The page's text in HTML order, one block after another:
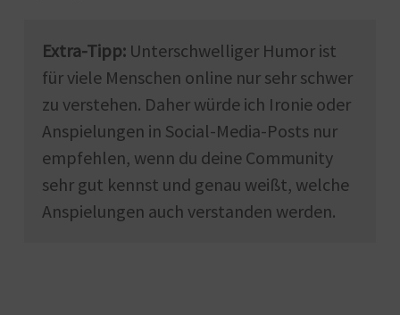
Extra-Tipp: Unterschwelliger Humor ist
für viele Menschen online nur sehr schwer
zu verstehen. Daher würde ich Ironie oder
Anspielungen in Social-Media-Posts nur
empfehlen, wenn du deine Community
sehr gut kennst und genau weißt, welche
Anspielungen auch verstanden werden.